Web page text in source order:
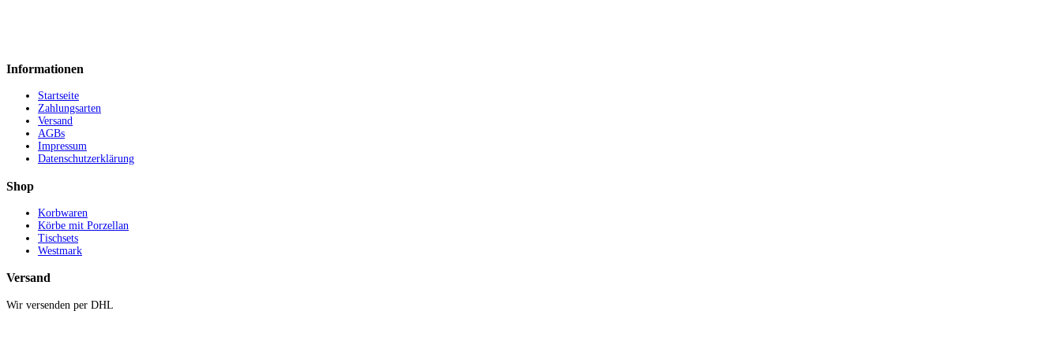
Informationen
Startseite
Zahlungsarten
Versand
AGBs
Impressum
Datenschutzerklärung
Shop
Korbwaren
Körbe mit Porzellan
Tischsets
Westmark
Versand
Wir versenden per DHL